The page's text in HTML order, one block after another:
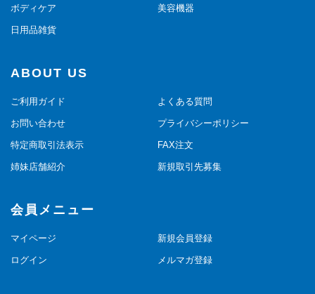
ボディケア 美容機器
日用品雑貨
ABOUT US
ご利用ガイド よくある質問
お問い合わせ プライバシーポリシー
特定商取引法表示 FAX注文
姉妹店舗紹介 新規取引先募集
会員メニュー
マイページ 新規会員登録
ログイン メルマガ登録